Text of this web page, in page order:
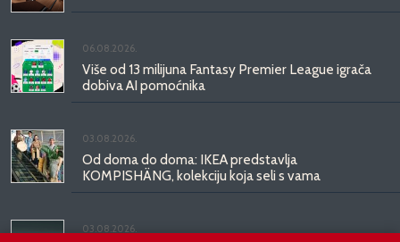
06.08.2026.
Više od 13 milijuna Fantasy Premier League igrača
dobiva AI pomoćnika
03.08.2026.
Od doma do doma: IKEA predstavlja
KOMPISHÄNG, kolekciju koja seli s vama
03.08.2026.